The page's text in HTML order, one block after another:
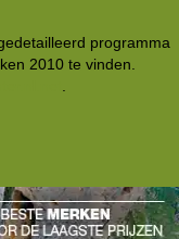
programma
2010 te vinden.
.